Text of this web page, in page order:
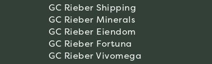
GC Rieber Shipping
GC Rieber Minerals
GC Rieber Eiendom
GC Rieber Fortuna
GC Rieber Vivomega